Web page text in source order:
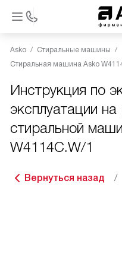
Asko
Стиральные машины
Стиральная машина Asko
Инструкция по
эксплуатации
стиральной
W4114C.W/1
Вернуться назад